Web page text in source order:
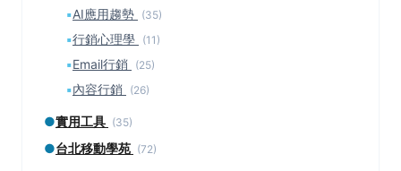
▪AI應用趨勢 (35)
▪行銷心理學 (11)
▪Email行銷 (25)
▪內容行銷 (26)
●實用工具 (35)
●台北移動學苑 (72)